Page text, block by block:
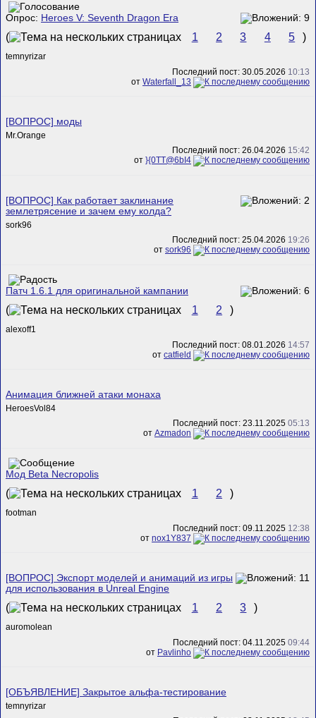
Опрос: Heroes V: Seventh Dragon Era
( 1 2 3 4 5 )
temnyrizar
Последний пост: 30.05.2026 10:13
от Waterfall_13
[ВОПРОС] моды
Mr.Orange
Последний пост: 26.04.2026 15:42
от }{0TT@6bI4
[ВОПРОС] Как работает заклинание
землетрясение и зачем ему колда?
sork96
Последний пост: 25.04.2026 19:26
от sork96
Патч 1.6.1 для оригинальной кампании
( 1 2 )
alexoff1
Последний пост: 08.01.2026 14:57
от catfield
Анимация ближней атаки монаха
HeroesVol84
Последний пост: 23.11.2025 05:13
от Azmadon
Мод Beta Necropolis
( 1 2 )
footman
Последний пост: 09.11.2025 12:38
от nox1Y837
[ВОПРОС] Экспорт моделей и анимаций из игры
для использования в Unreal Engine
( 1 2 3 )
auromolean
Последний пост: 04.11.2025 09:44
от Pavlinho
[ОБЪЯВЛЕНИЕ] Закрытое альфа-тестирование
temnyrizar